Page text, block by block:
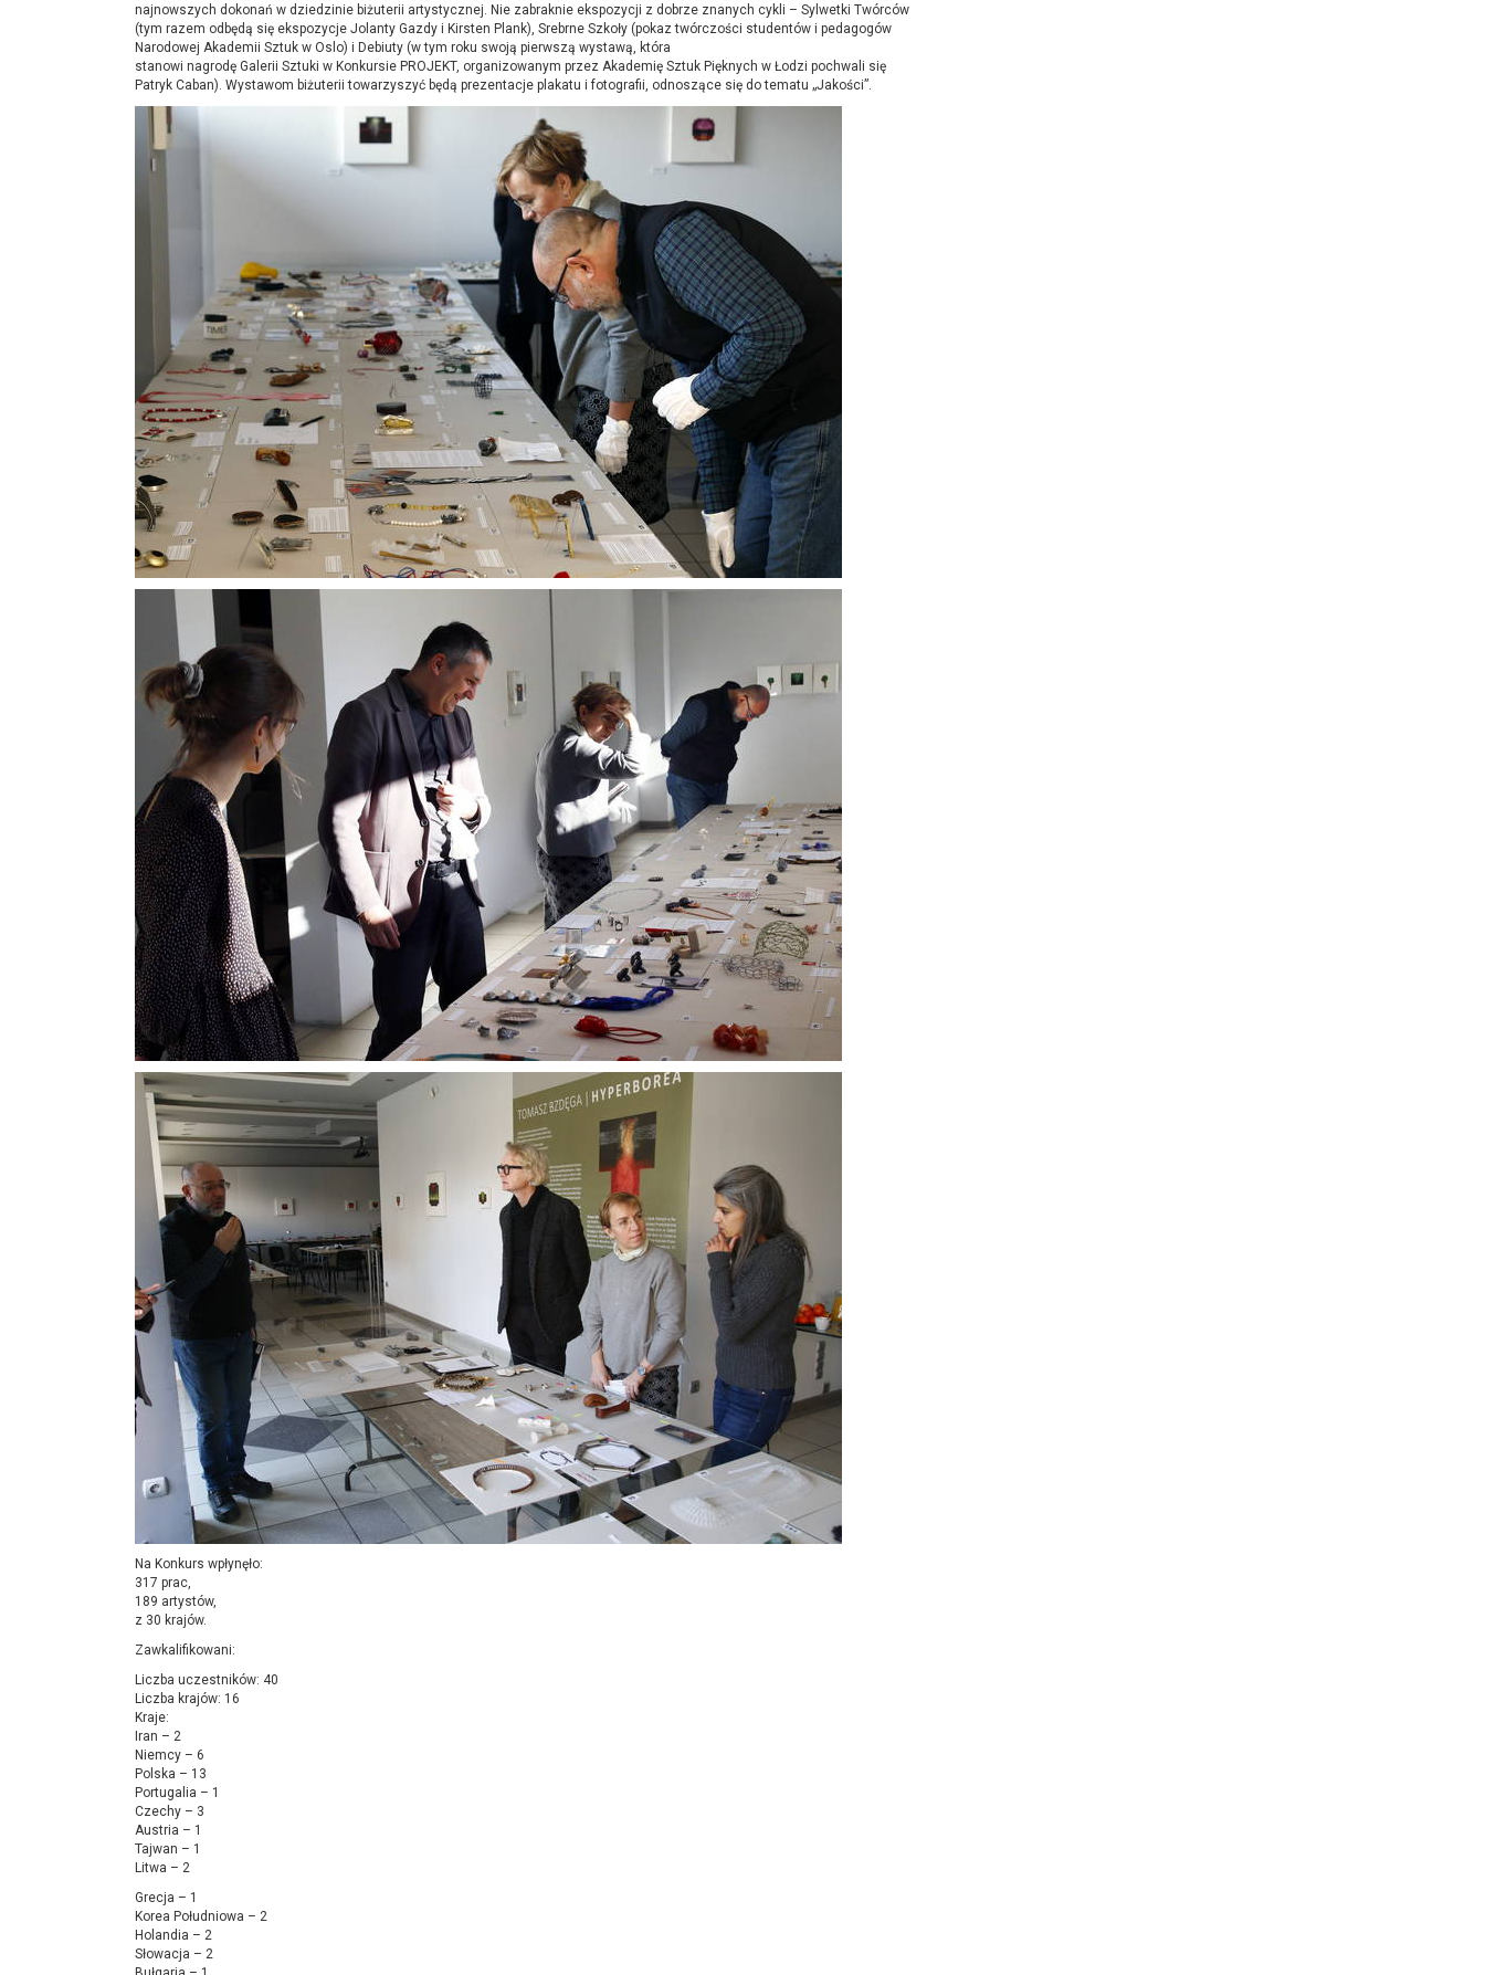
najnowszych dokonań w dziedzinie biżuterii artystycznej. Nie zabraknie ekspozycji z dobrze znanych cykli – Sylwetki Twórców
(tym razem odbędą się ekspozycje Jolanty Gazdy i Kirsten Plank), Srebrne Szkoły (pokaz twórczości studentów i pedagogów
Narodowej Akademii Sztuk w Oslo) i Debiuty (w tym roku swoją pierwszą wystawą, która
stanowi nagrodę Galerii Sztuki w Konkursie PROJEKT, organizowanym przez Akademię Sztuk Pięknych w Łodzi pochwali się
Patryk Caban). Wystawom biżuterii towarzyszyć będą prezentacje plakatu i fotografii, odnoszące się do tematu „Jakości”.
Na Konkurs wpłynęło:
317 prac,
189 artystów,
z 30 krajów.
Zawkalifikowani:
Liczba uczestników: 40
Liczba krajów: 16
Kraje:
Iran – 2
Niemcy – 6
Polska – 13
Portugalia – 1
Czechy – 3
Austria – 1
Tajwan – 1
Litwa – 2
Grecja – 1
Korea Południowa – 2
Holandia – 2
Słowacja – 2